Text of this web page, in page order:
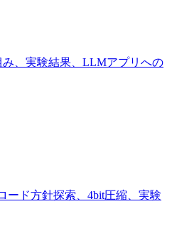
み、実験結果、LLMアプリへの
ード方針探索、4bit圧縮、実験